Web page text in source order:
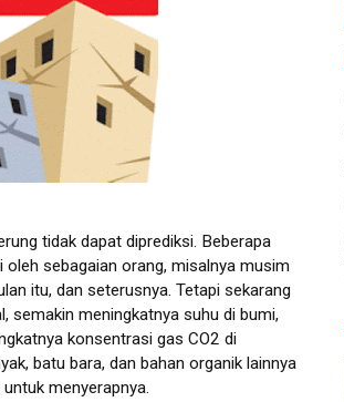
tidak dapat diprediksi. Beberapa
sebagaian orang, misalnya musim
itu, dan seterusnya. Tetapi sekarang
semakin meningkatnya suhu di bumi,
konsentrasi gas CO2 di
batu bara, dan bahan organik lainnya
menyerapnya.